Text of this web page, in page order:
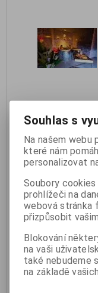
KOUPEL PRO 1 OSOBU
Katalogové číslo:02001
Termín dodání (dny):3
Relaxace při koupeli s
občerstvením je ideální
jak si dopřát okamžik
odpočinku. Tato
nabízí nejen uvolnění těla
voňavé koupeli s
přípravky, ale i příjemné
občerstvení, které
si vychutnat chvíle
rituál je skvělým
uniknout každodenním
starostem a dopřát si...
Souhlas s
Na našem webu
které nám
personalizovat
Soubory
prohlížeči na
webová stránka
přizpůsobit
Blokování
na vaši
také nebudeme
na základě